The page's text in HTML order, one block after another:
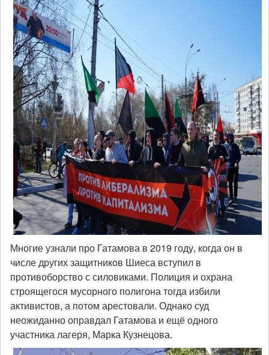
Многие узнали про Гатамова в 2019 году, когда он в
числе других защитников Шиеса вступил в
противоборство с силовиками. Полиция и охрана
строящегося мусорного полигона тогда избили
активистов, а потом арестовали. Однако суд
неожиданно оправдал Гатамова и ещё одного
участника лагеря, Марка Кузнецова.